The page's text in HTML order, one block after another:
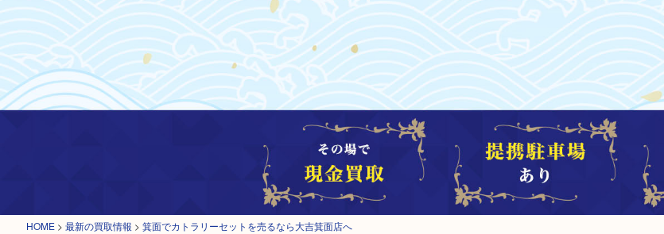
HOME > 最新の買取情報 > 箕面でカトラリーセットを売るなら大吉箕面店へ